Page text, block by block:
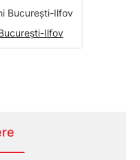
București-Ilfov
Ilfov